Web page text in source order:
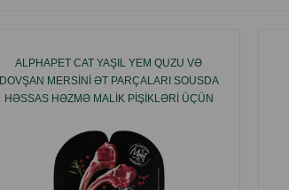
ALPHAPET CAT YAŞIL YEM QUZU VƏ
DOVŞAN MERSINI ƏT PARÇALARI SOUSDA
HƏSSAS HƏZMƏ MALIK PIŞIKLƏRI ÜÇÜN